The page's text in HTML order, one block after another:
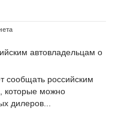
сообщать российским
которые можно
дилеров...